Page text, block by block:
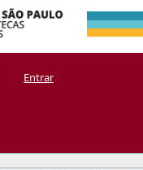
Entrar